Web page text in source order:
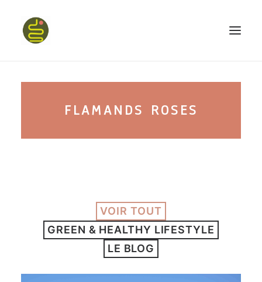
PROGRAMME HAPPY BELLY
CONFÉRENCES
podcast kinoa
FLAMANDS ROSES
VOIR TOUT
GREEN & HEALTHY LIFESTYLE
LE BLOG